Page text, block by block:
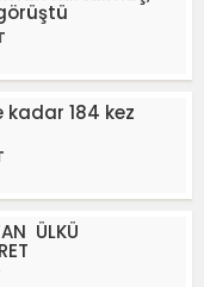
184 kez
ÜLKÜ